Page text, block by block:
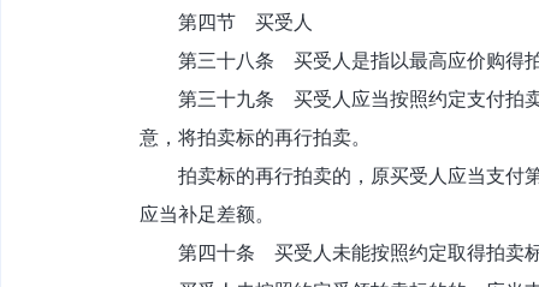
第四节 买受人
第三十八条 买受人是指以最高应价购得拍
第三十九条 买受人应当按照约定支付拍卖
意，将拍卖标的再行拍卖。
拍卖标的再行拍卖的，原买受人应当支付第
应当补足差额。
第四十条 买受人未能按照约定取得拍卖标